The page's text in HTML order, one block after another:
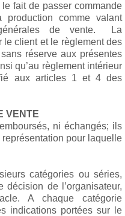
fait de passer commande
comme valant
de vente. La
le client et le règlement des
réserve aux présentes
qu’au règlement intérieur
aux articles 1 et 4 des
VENTE
ni échangés; ils
pour laquelle
catégories ou séries,
de l’organisateur,
A chaque catégorie
indications portées sur le